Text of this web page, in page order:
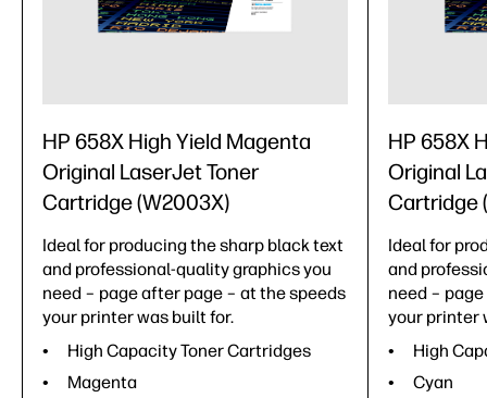
HP 658X High Yield Magenta
Original LaserJet Toner
Cartridge (W2003X)
Ideal for producing the sharp black text
and professional-quality graphics you
need – page after page – at the speeds
your printer was built for.
High Capacity Toner Cartridges
Magenta
HP 658X
Original
Cartridge
Ideal for
and
need –
your printer
High
Cyan